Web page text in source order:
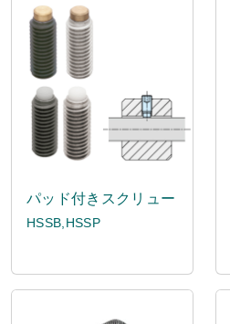
パッド付きスクリュー
HSSB,HSSP